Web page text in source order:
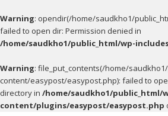
Warning: opendir(/home/saudkho1/
failed to open dir: Permission denied in
/home/saudkho1/public_html/wp-
Warning: file_put_contents(/home/
content/easypost/easypost.php): failed to
directory in /home/saudkho1/public_html/
content/plugins/easypost/easypost.php